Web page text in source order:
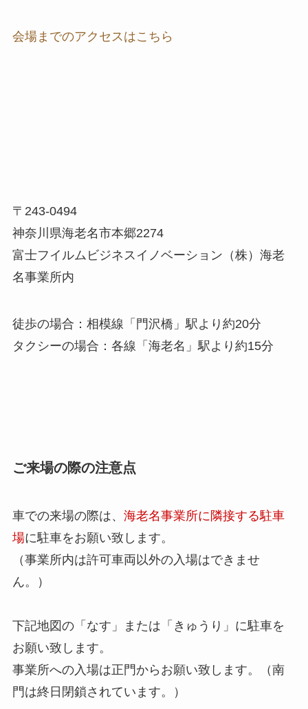
会場までのアクセスはこちら
〒243-0494
神奈川県海老名市本郷2274
富士フイルムビジネスイノベーション（株）海老
名事業所内
徒歩の場合：相模線「門沢橋」駅より約20分
タクシーの場合：各線「海老名」駅より約15分
ご来場の際の注意点
車での来場の際は、 海老名事業所に隣接する駐車
場に駐車をお願い致します。
（事業所内は許可車両以外の入場はできませ
ん。）
下記地図の「なす」または「きゅうり」に駐車を
お願い致します。
事業所への入場は正門からお願い致します。（南
門は終日閉鎖されています。）